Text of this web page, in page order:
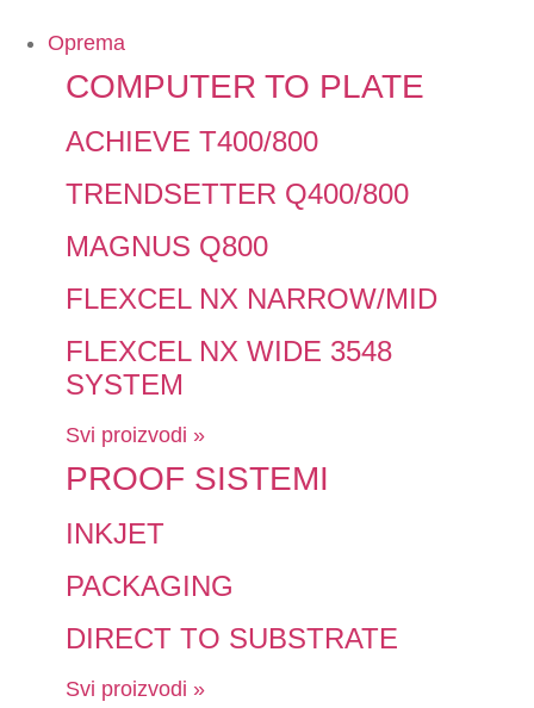
Oprema
COMPUTER TO PLATE
ACHIEVE T400/800
TRENDSETTER Q400/800
MAGNUS Q800
FLEXCEL NX NARROW/MID
FLEXCEL NX WIDE 3548
SYSTEM
Svi proizvodi »
PROOF SISTEMI
INKJET
PACKAGING
DIRECT TO SUBSTRATE
Svi proizvodi »